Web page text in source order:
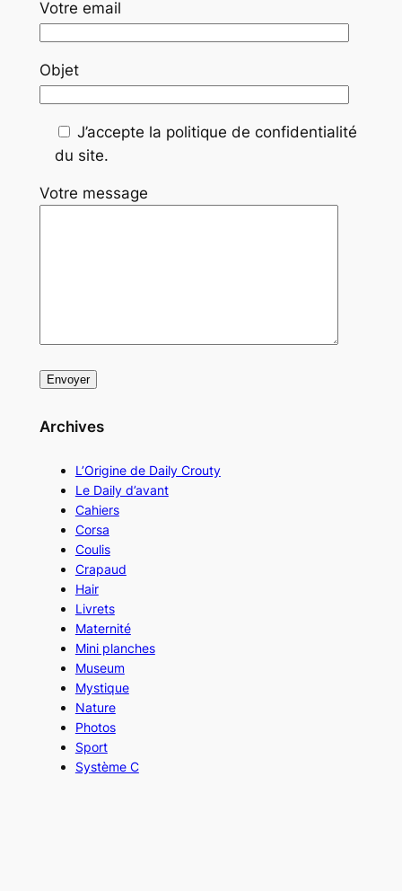
Votre email
Objet
J’accepte la politique de confidentialité
du site.
Votre message
Archives
L’Origine de Daily Crouty
Le Daily d’avant
Cahiers
Corsa
Coulis
Crapaud
Hair
Livrets
Maternité
Mini planches
Museum
Mystique
Nature
Photos
Sport
Système C